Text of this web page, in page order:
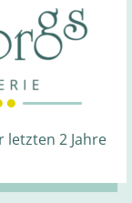
●
letzten 2 Jahre